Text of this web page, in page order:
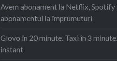
Avem abonament la Netflix,
abonamentul la împrumuturi
Glovo în 20 minute. Taxi în 3
instant